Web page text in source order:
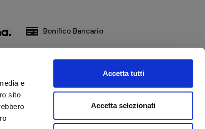
e
sito
Accetta tutti
Accetta selezionati
Bonifico Bancario
nostra newsletter
sulle novità e promozioni